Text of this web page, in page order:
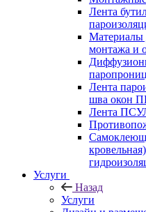
Лента
Материалы
монтажа и
Лента
шва окон
Лента
Услуги
Назад
Услуги